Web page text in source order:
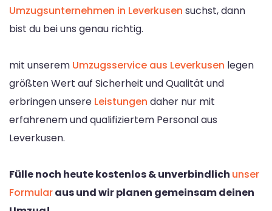
Umzugsunternehmen in Leverkusen suchst, dann
bist du bei uns genau richtig.
mit unserem Umzugsservice aus Leverkusen legen
größten Wert auf Sicherheit und Qualität und
erbringen unsere Leistungen daher nur mit
erfahrenem und qualifiziertem Personal aus
Leverkusen.
Fülle noch heute kostenlos & unverbindlich unser
Formularaus und wir planen gemeinsam deinen